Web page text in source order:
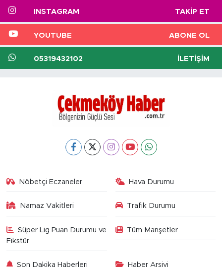
INSTAGRAM TAKIP ET
YOUTUBE ABONE OL
05319432102 İLETIŞIM
Nöbetçi Eczaneler Hava Durumu
Namaz Vakitleri Trafik Durumu
Süper Lig Puan Durumu ve
Fikstür
Tüm Manşetler
Son Dakika Haberleri Haber Arşivi